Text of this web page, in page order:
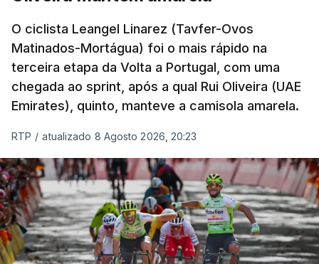
O ciclista Leangel Linarez (Tavfer-Ovos
Matinados-Mortágua) foi o mais rápido na
terceira etapa da Volta a Portugal, com uma
chegada ao sprint, após a qual Rui Oliveira (UAE
Emirates), quinto, manteve a camisola amarela.
RTP / atualizado 8 Agosto 2026, 20:23